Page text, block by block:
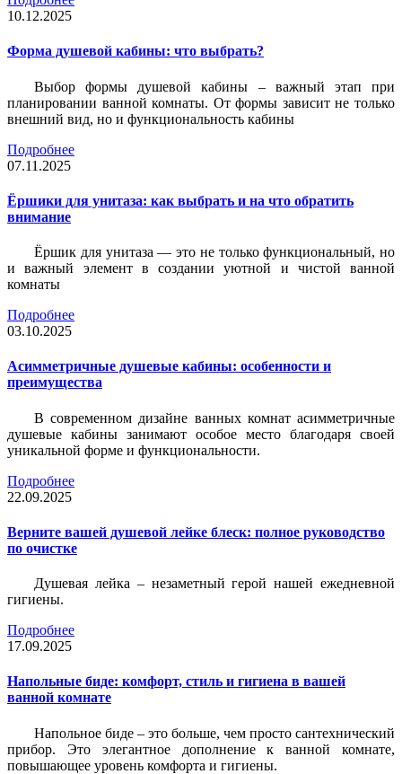
10.12.2025
Форма душевой кабины: что выбрать?
Выбор формы душевой кабины – важный этап при
планировании ванной комнаты. От формы зависит не только
внешний вид, но и функциональность кабины
Подробнее
07.11.2025
Ёршики для унитаза: как выбрать и на что обратить
внимание
Ёршик для унитаза — это не только функциональный, но
и важный элемент в создании уютной и чистой ванной
комнаты
Подробнее
03.10.2025
Асимметричные душевые кабины: особенности и
преимущества
В современном дизайне ванных комнат асимметричные
душевые кабины занимают особое место благодаря своей
уникальной форме и функциональности.
Подробнее
22.09.2025
Верните вашей душевой лейке блеск: полное руководство
по очистке
Душевая лейка – незаметный герой нашей ежедневной
гигиены.
Подробнее
17.09.2025
Напольные биде: комфорт, стиль и гигиена в вашей
ванной комнате
Напольное биде – это больше, чем просто сантехнический
прибор. Это элегантное дополнение к ванной комнате,
повышающее уровень комфорта и гигиены.